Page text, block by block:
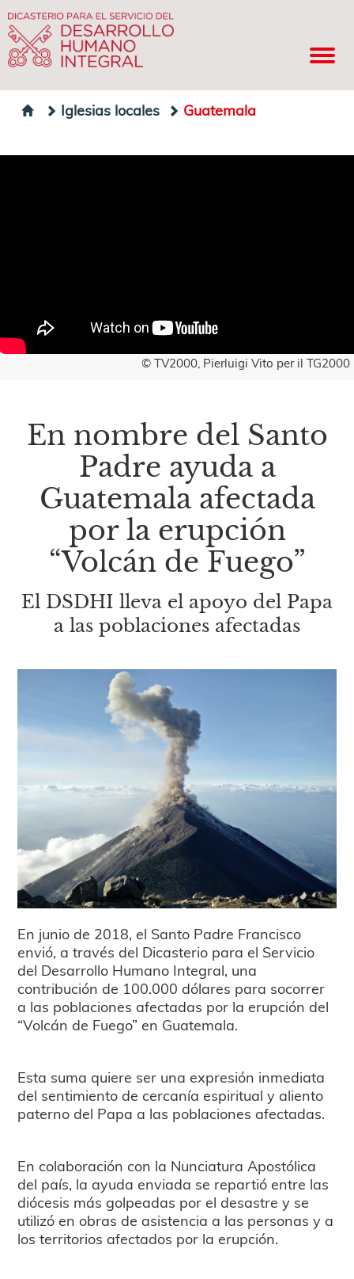
Iglesias locales Guatemala
© TV2000, Pierluigi Vito per il TG2000
En nombre del Santo
Padre ayuda a
Guatemala afectada
por la erupción
“Volcán de Fuego”
El DSDHI lleva el apoyo del Papa
a las poblaciones afectadas
En junio de 2018, el Santo Padre Francisco
envió, a través del Dicasterio para el Servicio
del Desarrollo Humano Integral, una
contribución de 100.000 dólares para socorrer
a las poblaciones afectadas por la erupción del
“Volcán de Fuego” en Guatemala.
Esta suma quiere ser una expresión inmediata
del sentimiento de cercanía espiritual y aliento
paterno del Papa a las poblaciones afectadas.
En colaboración con la Nunciatura Apostólica
del país, la ayuda enviada se repartió entre las
diócesis más golpeadas por el desastre y se
utilizó en obras de asistencia a las personas y a
los territorios afectados por la erupción.